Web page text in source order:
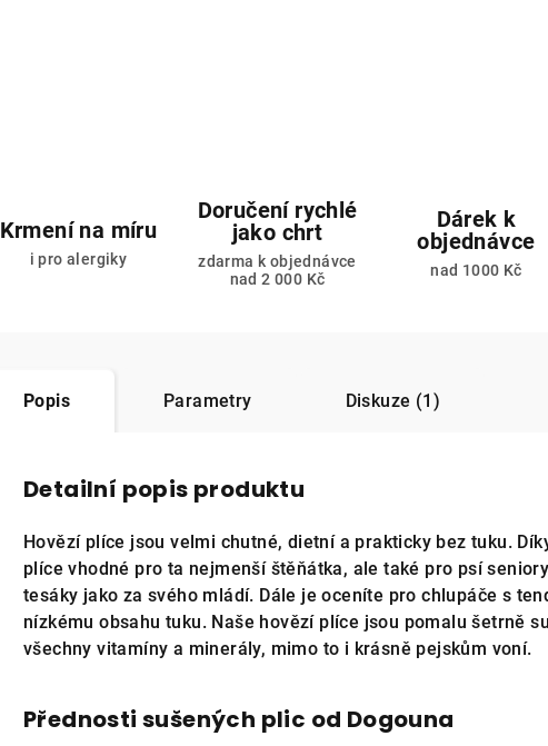
Krmení na míru
i pro alergiky
Doručení rychlé
jako chrt
zdarma k objednávce
nad 2 000 Kč
Dárek k
objednávce
nad 1000 Kč
Popis Parametry Diskuze (1)
Detailní popis produktu
Hovězí plíce jsou velmi chutné, dietní a prakticky bez tuku.
plíce vhodné pro ta nejmenší štěňátka, ale také pro psí
tesáky jako za svého mládí. Dále je oceníte pro chlupáče s
nízkému obsahu tuku. Naše hovězí plíce jsou pomalu šetrně
všechny vitamíny a minerály, mimo to i krásně pejskům voní.
Přednosti sušených plic od Dogouna